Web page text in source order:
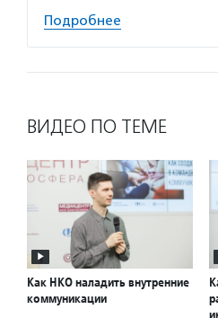
Подробнее
ВИДЕО ПО ТЕМЕ
Как НКО наладить внутренние
коммуникации